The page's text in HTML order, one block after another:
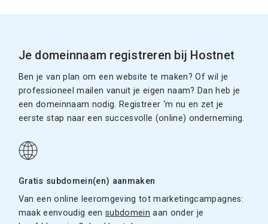
Je domeinnaam registreren bij Hostnet
Ben je van plan om een website te maken? Of wil je
professioneel mailen vanuit je eigen naam? Dan heb je
een domeinnaam nodig. Registreer ‘m nu en zet je
eerste stap naar een succesvolle (online) onderneming.
Gratis subdomein(en) aanmaken
Van een online leeromgeving tot marketingcampagnes:
maak eenvoudig eensubdomein aan onder je